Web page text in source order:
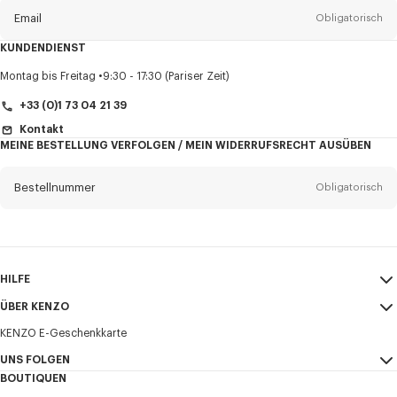
Email Obligatorisch
Anrede Obligatorisch
Veranstaltungen erhalten, die personalisiert werden können,
insbesondere in sozialen Netzwerken und anderen Plattformen.
KUNDENDIENST
Montag bis Freitag 9:30 - 17:30 (Pariser Zeit)
+33 (0)1 73 04 21 39
Kontakt
MEINE BESTELLUNG VERFOLGEN / MEIN WIDERRUFSRECHT AUSÜBEN
Bestellnummer Obligatorisch
HILFE
Mein Konto
Größentabelle
FAQ
ÜBER KENZO
AGB
Impressum und Nutzungsbedingungen
Vertraulichkeit
KENZO E-Geschenkkarte
UNS FOLGEN
BOUTIQUEN